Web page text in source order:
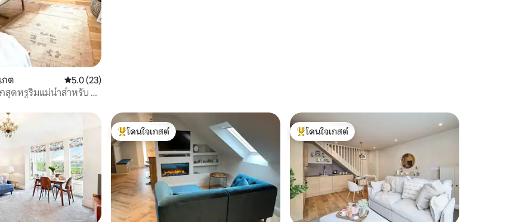
กต คะแนนเฉลี่ย 5.0 จาก 5, 23 รีวิว
5.0 (23)
สุดหรูริมแม่น้ำสำหรับ 2
โดนใจเกสต์ที่สุด
โดนใจเกสต์
โดนใจเกสต์ที่สุด
โดนใจเกสต์